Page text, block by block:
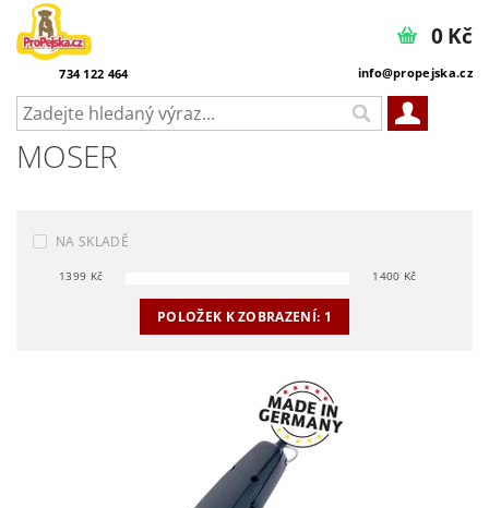
734 122 464 info@propejska.cz
0 Kč
MOSER
NA SKLADĚ
1399 Kč 1400 Kč
POLOŽEK K ZOBRAZENÍ: 1